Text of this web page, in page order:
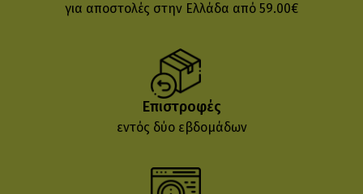
για αποστολές στην Ελλάδα από 59.00€
Επιστροφές
εντός δύο εβδομάδων